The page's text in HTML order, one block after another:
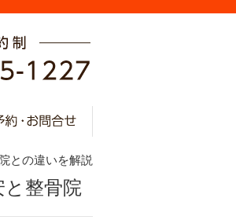
との違いを解説
整骨院